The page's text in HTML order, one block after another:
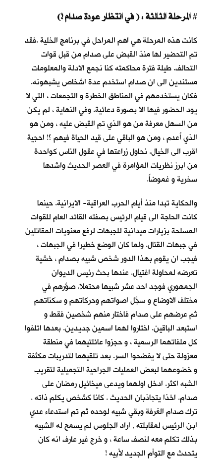
#
كانت هذه المرحلة هي اهم المراحل في برنامج الخلية .فقد
تم التحضير لها منذ القبض على صدام من قبل قوات
التحالف. طيلة فترة محاكمته كنا نجمع الادلة والمعلومات
مستندين الى ان صدام استخدم عدة اشخاص يشبهونه.
فكان يستخدمهم في المناطق الخطرة و التجمعات ، التي لا
يود الحضور فيها الا بصورة دعائية. وفي النهاية ، لم يكن
من السهل معرفة من هو الذي تم القبض عليه ، ومن هو
الذي اُعدم ، ومن هو الباقي على قيد الحياة فيهم ؟! احجية
اقرب الى الخيال. نحاول زراعتها في عقول الناس كواحدة
من ابرز نظريات المؤامرة في العصر الحديث واشدها
سخرية و غموضاً.
والحكاية تبدا منذ أيام الحرب العراقية- الايرانية. حينما
كانت الحاجة الى قيام الرئيس بصفته القائد العام للقوات
المسلحة بزيارات ميدانية للجبهات لرفع معنويات المقاتلين
في جبهات القتال. ولما كان الوضع خطيرا في الجبهات ،
فيجب ان يقوم بهذا الدور شخص شبيه بصدام ، خشية
تعرضه لمحاولة اغتيال. عندها بحث رئيس الديوان
الجمهوري فوجد احد عشر شبيها محتملا. صوَّرهم في
مختلف الاوضاع و سجَّل اصواتهم وحركاتهم و سكناتهم
ثم عرضهم على صدام فاختار منهم شخصين فقط و
استبعد الباقين. اختاروا لهما اسمين جديدين. بعدها اتلفوا
كل ملفاتهما الرسمية ، و حجزوا عائلتيهما في منطقة
معزولة حتى لا يفضحوا السر. بعد تلقيهما لتدريبات مكثفة
و خضوعهما لبعض العمليات الجراحية التجميلية لتقريب
الشبه اكثر. ادخل اولهما ويدعى ميخائيل رمضان على
صدام. اخذا يتجاذبان الحديث . كانا كشخص يكلم ذاته .
ترك صدام الغرفة وبقي شبيه لوحده ثم تم استدعاء عدي
ابن الرئيس لمقابلته , اراد الجلوس لم يسمح له الشبيه
بذلك تكلم معه لنصف ساعة ، و خرج غير عارف انه كان
يتحدث مع التوأم الجديد لأبيه !